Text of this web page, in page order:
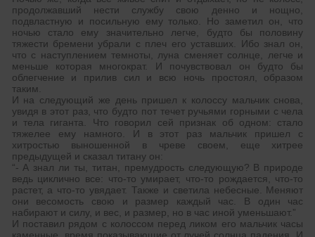
продолжавший нести службу свою денно и нощно,
подвластную и посильную ему только. Но заметил он, что
ночью стало ему значительно легче, будто бы половину
тяжести бремени убрали с плеч его уставших. Ибо знал он,
что с наступлением темноты, луна сменяет солнце, легче и
меньше которая многократ. И почувствовал он будто бы
облегчение и прилив сил и всю ночь простоял, образом
таким.
И на следующий же день пришел к колоссу мальчик снова,
увидя в этот раз, что будто пот течет ручьями горными с чела
и тела гиганта. Что говорил сей признак об одном: стало
тяжелее ему намного. И в этот раз мальчик пришел с
хитростью выношенной в чреве своем, еще хитрее
предыдущей и сказал титану он:
“- А знал ли ты, титан, премудрость следующую? В природе
ведь циклично все: что-то умирает, что-то рождается, что-то
растет, а что-то увядает. Также и светила небесные. Меняют
они весомость свою и размер каждый час. В один час
набирают и силу, и вес, и размер, но в час иной уменьшают.”
И поставил рядом с колоссом перед ликом его мальчик часы